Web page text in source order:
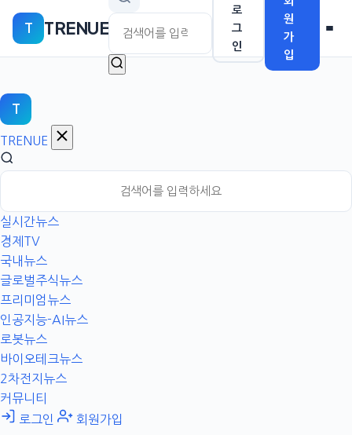
T TRENUE
로
그
인
원
가
입
T
TRENUE
실시간뉴스
경제TV
국내뉴스
글로벌주식뉴스
프리미엄뉴스
인공지능-AI뉴스
로봇뉴스
바이오테크뉴스
2차전지뉴스
커뮤니티
로그인
회원가입